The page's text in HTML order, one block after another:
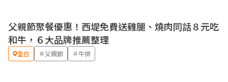
優惠
父親節聚餐優惠！西堤免費送雞腿、燒肉同話８元吃
和牛，６大品牌推薦整理
全台 ＃父親節 ＃牛排